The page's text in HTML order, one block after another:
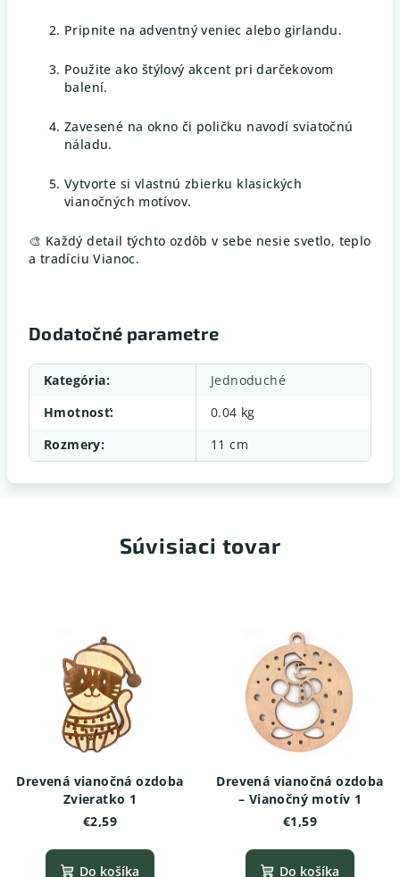
Pripnite na adventný veniec alebo girlandu.
Použite ako štýlový akcent pri darčekovom
balení.
Zavesené na okno či poličku navodí sviatočnú
náladu.
Vytvorte si vlastnú zbierku klasických
vianočných motívov.
🎨 Každý detail týchto ozdôb v sebe nesie svetlo, teplo
a tradíciu Vianoc.
Dodatočné parametre
Kategória:
Jednoduché
Hmotnosť:
0.04 kg
Rozmery: 11 cm
Súvisiaci tovar
Drevená vianočná ozdoba
Zvieratko 1
€2,59
Do košíka
Drevená vianočná ozdoba
– Vianočný motív 1
€1,59
Do košíka